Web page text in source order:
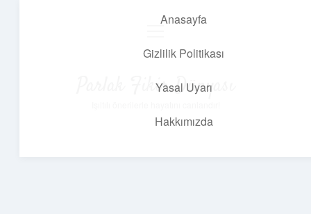
Anasayfa
Gizlilik Politikası
Yasal Uyarı
Hakkımızda
Parlak Fikir Dünyası